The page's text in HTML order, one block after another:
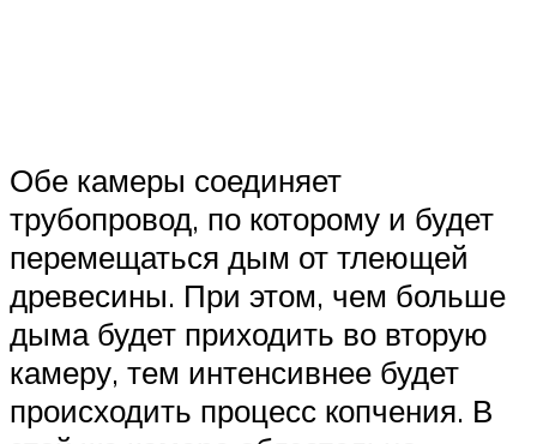
Обе камеры соединяет
трубопровод, по которому и будет
перемещаться дым от тлеющей
древесины. При этом, чем больше
дыма будет приходить во вторую
камеру, тем интенсивнее будет
происходить процесс копчения. В